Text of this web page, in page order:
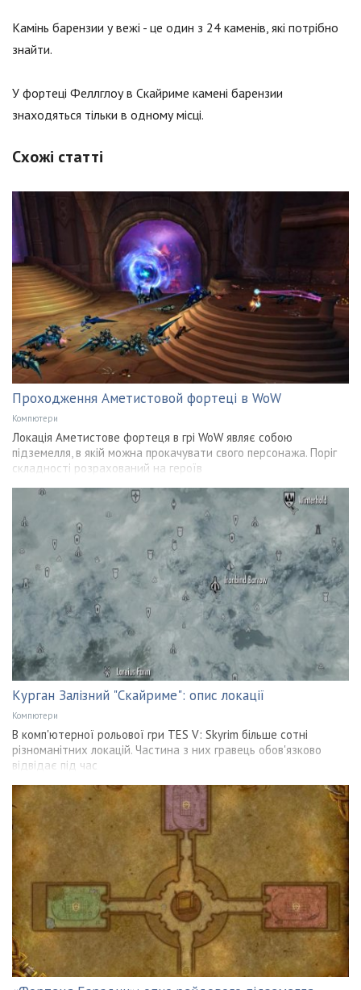
Камінь барензии у вежі - це один з 24 каменів, які потрібно
знайти.
У фортеці Феллглоу в Скайриме камені барензии
знаходяться тільки в одному місці.
Схожі статті
Проходження Аметистовой фортеці в WoW
Компютери
Локація Аметистове фортеця в грі WoW являє собою
підземелля, в якій можна прокачувати свого персонажа. Поріг
складності розрахований на героїв
Курган Залізний "Скайриме": опис локації
Компютери
В комп'ютерної рольової гри TES V: Skyrim більше сотні
різноманітних локацій. Частина з них гравець обов'язково
відвідає під час